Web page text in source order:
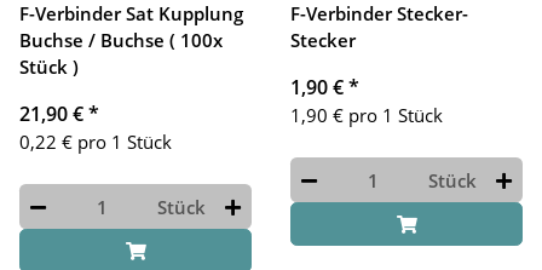
F-Verbinder Sat Kupplung
Buchse / Buchse ( 100x
Stück )
21,90 €*
0,22 € pro 1 Stück
Stück
F-Verbinder Stecker-
Stecker
1,90 €*
1,90 € pro 1 Stück
Stück